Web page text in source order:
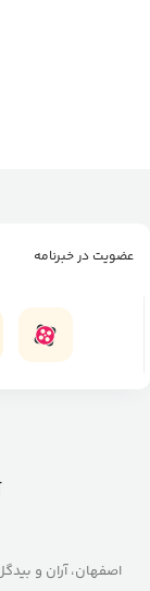
عضویت در خبرنامه
اصفهان، آران و